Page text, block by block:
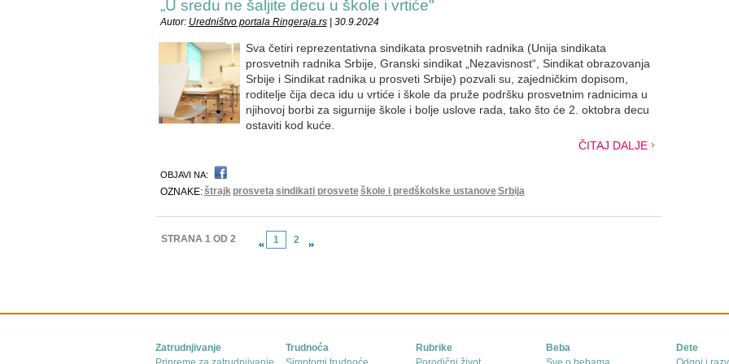
„U sredu ne šaljite decu u škole i vrtiće"
Autor: Uredništvo portala Ringeraja.rs| 30.9.2024
Sva četiri reprezentativna sindikata prosvetnih radnika (Unija sindikata
prosvetnih radnika Srbije, Granski sindikat „Nezavisnost“, Sindikat obrazovanja
Srbije i Sindikat radnika u prosveti Srbije) pozvali su, zajedničkim dopisom,
roditelje čija deca idu u vrtiće i škole da pruže podršku prosvetnim radnicima u
njihovoj borbi za sigurnije škole i bolje uslove rada, tako što će 2. oktobra decu
ostaviti kod kuće.
ČITAJ DALJE
OBJAVI NA:
OZNAKE:štrajk prosvetasindikati prosveteškole i predškolske ustanoveSrbija
STRANA 1 OD 2 1 2
Zatrudnjivanje
Trudnoća
Rubrike
Beba
Dete